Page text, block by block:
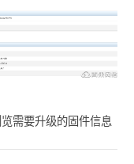
需要升级的固件信息